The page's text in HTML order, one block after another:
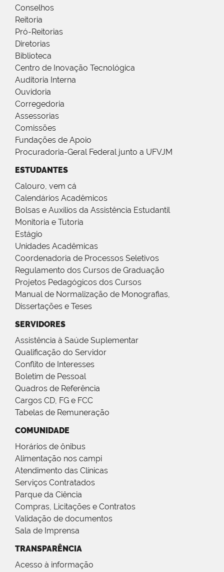
Conselhos
Reitoria
Pró-Reitorias
Diretorias
Biblioteca
Centro de Inovação Tecnológica
Auditoria Interna
Ouvidoria
Corregedoria
Assessorias
Comissões
Fundações de Apoio
Procuradoria-Geral Federal junto a UFVJM
ESTUDANTES
Calouro, vem cá
Calendários Acadêmicos
Bolsas e Auxílios da Assistência Estudantil
Monitoria e Tutoria
Estágio
Unidades Acadêmicas
Coordenadoria de Processos Seletivos
Regulamento dos Cursos de Graduação
Projetos Pedagógicos dos Cursos
Manual de Normalização de Monografias,
Dissertações e Teses
SERVIDORES
Assistência à Saúde Suplementar
Qualificação do Servidor
Conflito de Interesses
Boletim de Pessoal
Quadros de Referência
Cargos CD, FG e FCC
Tabelas de Remuneração
COMUNIDADE
Horários de ônibus
Alimentação nos campi
Atendimento das Clínicas
Serviços Contratados
Parque da Ciência
Compras, Licitações e Contratos
Validação de documentos
Sala de Imprensa
TRANSPARÊNCIA
Acesso à informação